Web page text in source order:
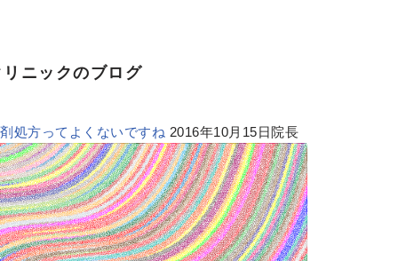
リニックのブログ
処方ってよくないですね 2016年10月15日院長